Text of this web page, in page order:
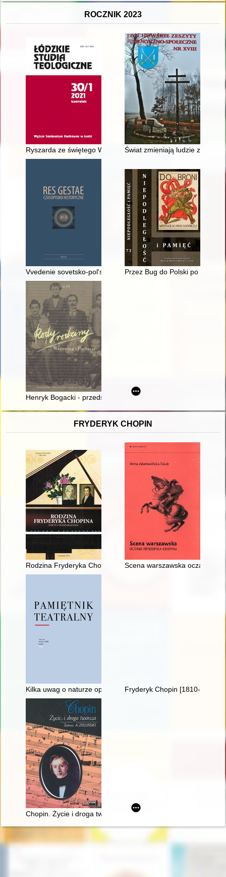
ROCZNIK 2023
Ryszarda ze świętego Wiktora "Poczet cesarzy rzymskich od
Świat zmieniają ludzie z pasją:
Vvedenie sovetsko-polʹskogo peremiriâ v dejstvie (oktâbrʹ-
Przez Bug do Polski po 17
Henryk Bogacki - przedstawiciel rodu żydowskiego z Łomży :
FRYDERYK CHOPIN
Rodzina Fryderyka Chopina. Fakty i domniemania
Scena warszawska oczami
Kilka uwag o naturze opery, czyli dlaczego Fryderyk Chopin
Fryderyk Chopin [1810-1849]
Chopin. Życie i droga twórcza